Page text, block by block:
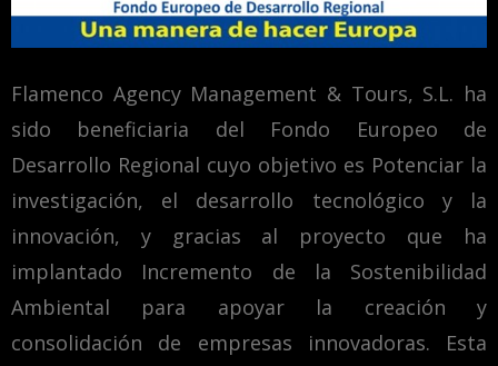
Flamenco Agency Management & Tours, S.L. ha
sido beneficiaria del Fondo Europeo de
Desarrollo Regional cuyo objetivo es Potenciar la
investigación, el desarrollo tecnológico y la
innovación, y gracias al proyecto que ha
implantado Incremento de la Sostenibilidad
Ambiental para apoyar la creación y
consolidación de empresas innovadoras. Esta